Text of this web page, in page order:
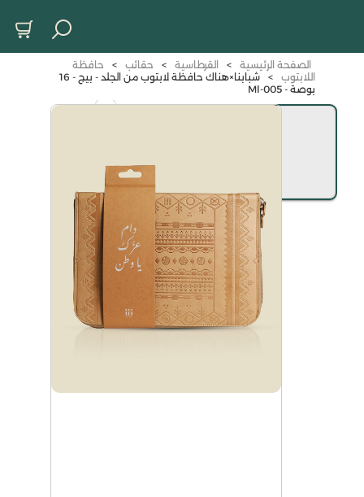
الصفحة الرئيسية > القرطاسية > حقائب >
حافظة
اللابتوب
>
شبابنا×هناك حافظة لابتوب من الجلد - بيج - 16
بوصة - Ml-005